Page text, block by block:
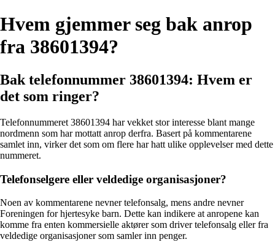
Hvem gjemmer seg bak anrop
fra 38601394?
Bak telefonnummer 38601394: Hvem er
det som ringer?
Telefonnummeret 38601394 har vekket stor interesse blant mange
nordmenn som har mottatt anrop derfra. Basert på kommentarene
samlet inn, virker det som om flere har hatt ulike opplevelser med dette
nummeret.
Telefonselgere eller veldedige organisasjoner?
Noen av kommentarene nevner telefonsalg, mens andre nevner
Foreningen for hjertesyke barn. Dette kan indikere at anropene kan
komme fra enten kommersielle aktører som driver telefonsalg eller fra
veldedige organisasjoner som samler inn penger.